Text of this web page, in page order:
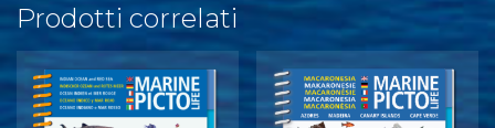
Prodotti correlati